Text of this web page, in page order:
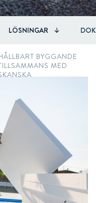
LÖSNINGAR
BYGGANDE
MED